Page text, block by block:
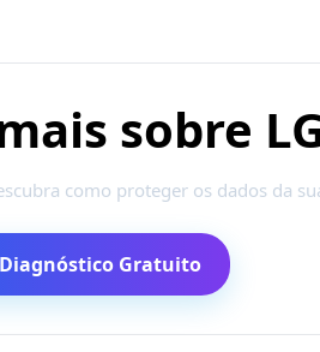
sobre
como proteger os dados da
Gratuito